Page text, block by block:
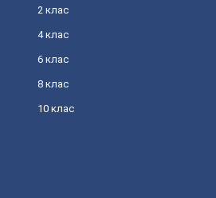
2 клас
4 клас
6 клас
8 клас
10 клас